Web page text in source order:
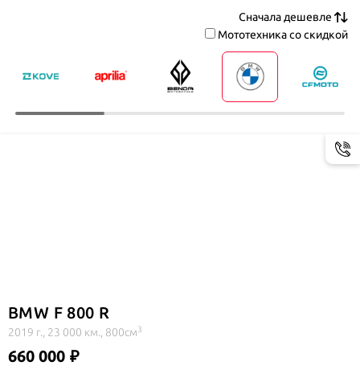
Мототехника со скидкой
BMW F 800 R
2019 г., 23 000 км., 800см3
660 000